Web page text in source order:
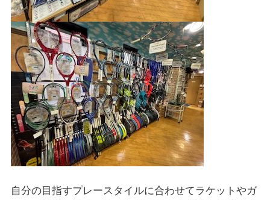
自分の目指すプレースタイルに合わせてラケットやガ